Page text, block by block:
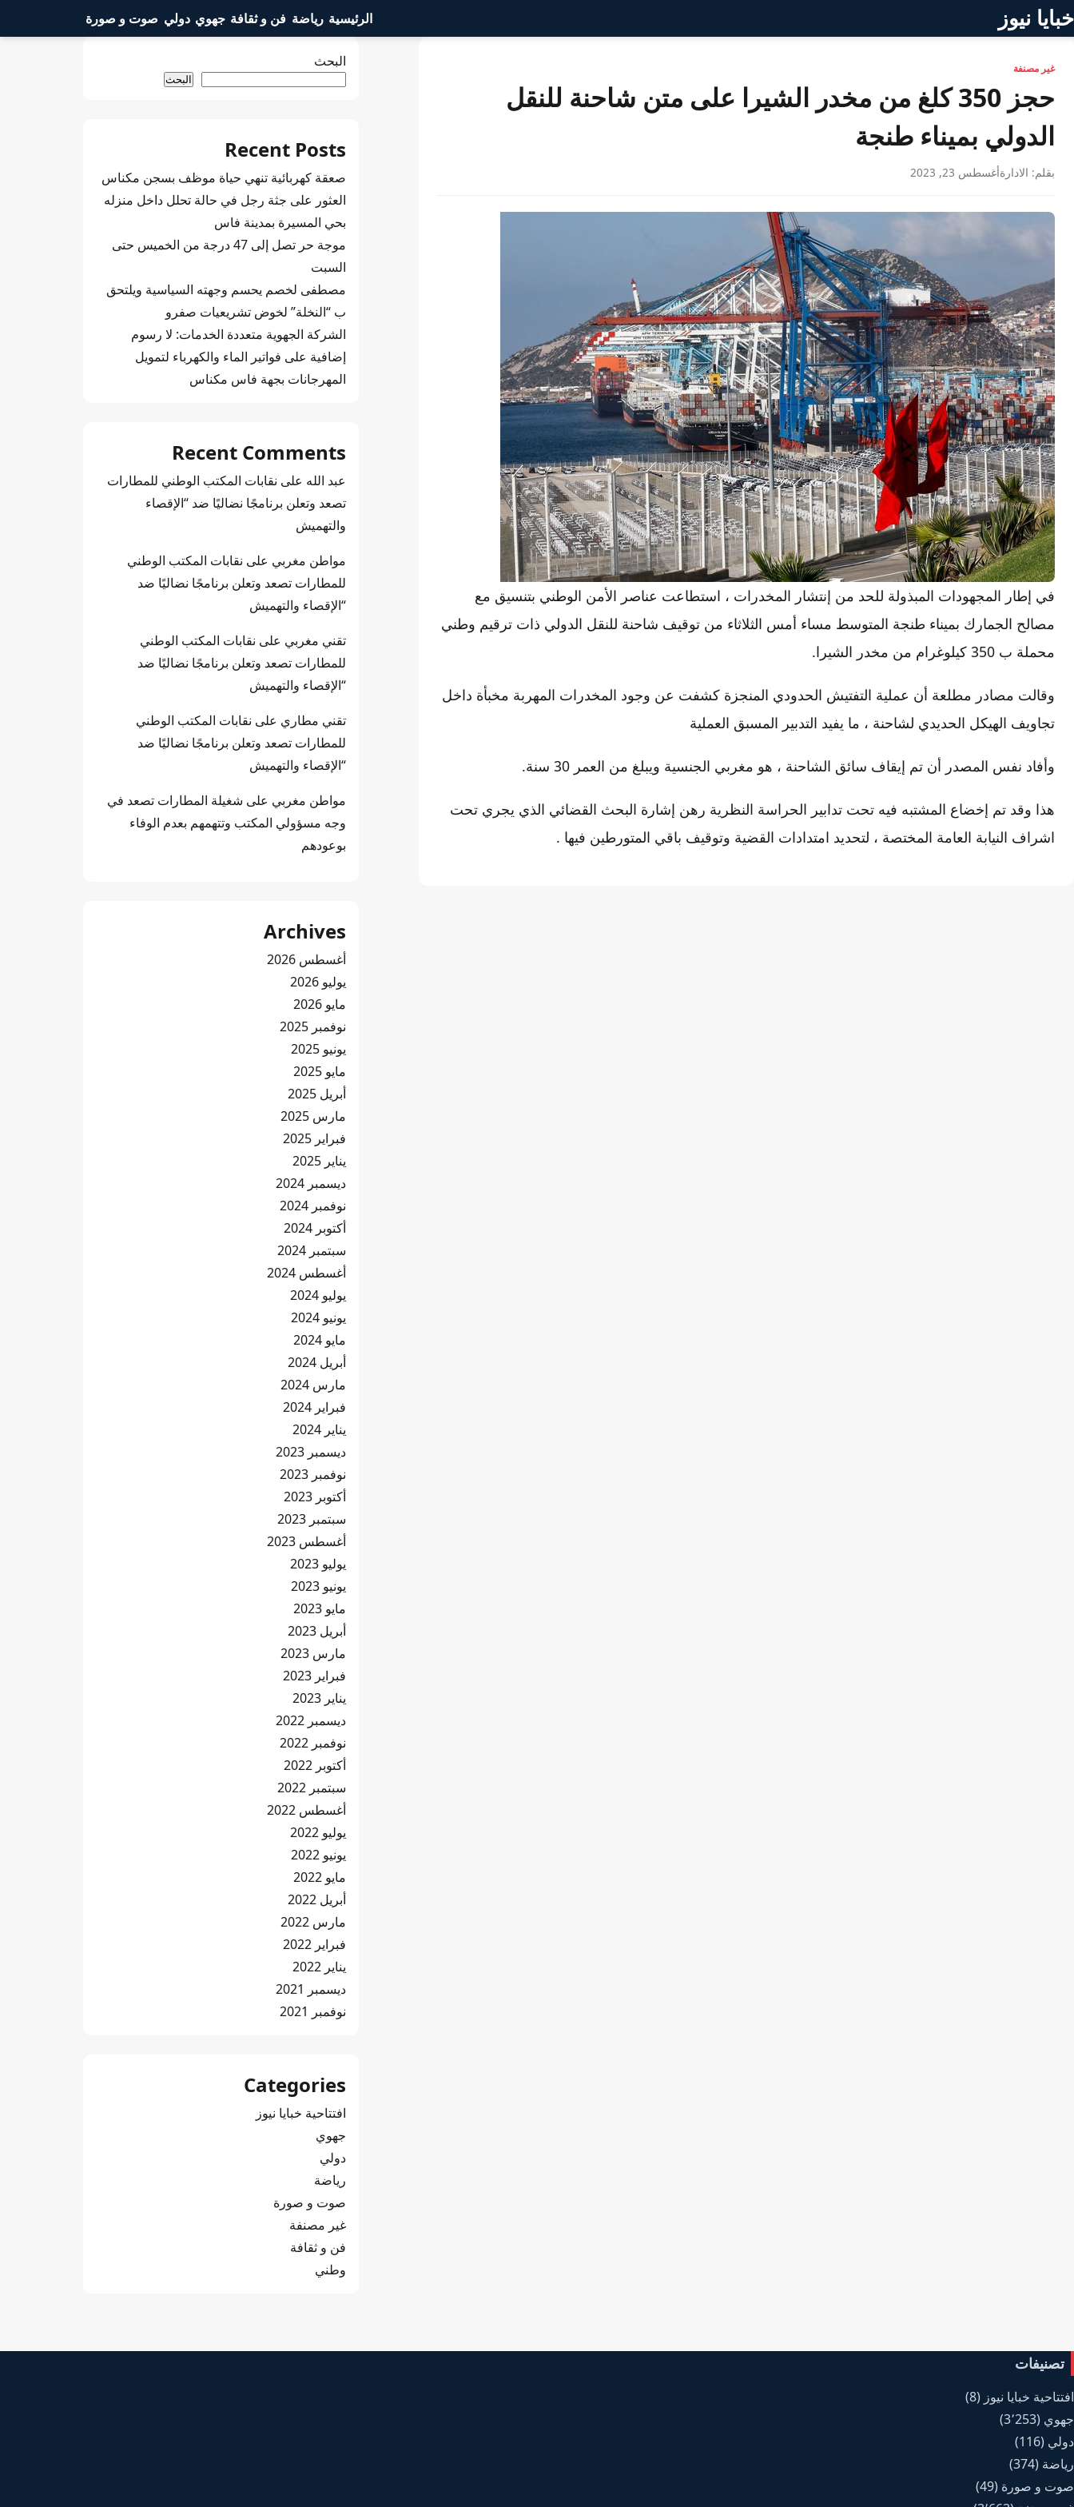
خبايا نيوز الرئيسية رياضة فن و ثقافة جهوي دولي صوت و صورة
غير مصنفة
حجز 350 كلغ من مخدر الشيرا على متن شاحنة للنقل
الدولي بميناء طنجة
بقلم: الادارةأغسطس 23, 2023
في إطار المجهودات المبذولة للحد من إنتشار المخدرات ، استطاعت عناصر الأمن الوطني بتنسيق مع
مصالح الجمارك بميناء طنجة المتوسط مساء أمس الثلاثاء من توقيف شاحنة للنقل الدولي ذات ترقيم وطني
محملة ب 350 كيلوغرام من مخدر الشيرا.
وقالت مصادر مطلعة أن عملية التفتيش الحدودي المنجزة كشفت عن وجود المخدرات المهربة مخبأة داخل
تجاويف الهيكل الحديدي لشاحنة ، ما يفيد التدبير المسبق العملية
وأفاد نفس المصدر أن تم إيقاف سائق الشاحنة ، هو مغربي الجنسية ويبلغ من العمر 30 سنة.
هذا وقد تم إخضاع المشتبه فيه تحت تدابير الحراسة النظرية رهن إشارة البحث القضائي الذي يجري تحت
اشراف النيابة العامة المختصة ، لتحديد امتدادات القضية وتوقيف باقي المتورطين فيها .
البحث
البحث
Recent Posts
صعقة كهربائية تنهي حياة موظف بسجن مكناس
العثور على جثة رجل في حالة تحلل داخل منزله
بحي المسيرة بمدينة فاس
موجة حر تصل إلى 47 درجة من الخميس حتى
السبت
مصطفى لخصم يحسم وجهته السياسية ويلتحق
ب “النخلة” لخوض تشريعيات صفرو
الشركة الجهوية متعددة الخدمات: لا رسوم
إضافية على فواتير الماء والكهرباء لتمويل
المهرجانات بجهة فاس مكناس
Recent Comments
عبد الله على نقابات المكتب الوطني للمطارات
تصعد وتعلن برنامجًا نضاليًا ضد “الإقصاء
والتهميش
مواطن مغربي على نقابات المكتب الوطني
للمطارات تصعد وتعلن برنامجًا نضاليًا ضد
“الإقصاء والتهميش
تقني مغربي على نقابات المكتب الوطني
للمطارات تصعد وتعلن برنامجًا نضاليًا ضد
“الإقصاء والتهميش
تقني مطاري على نقابات المكتب الوطني
للمطارات تصعد وتعلن برنامجًا نضاليًا ضد
“الإقصاء والتهميش
مواطن مغربي على شغيلة المطارات تصعد في
وجه مسؤولي المكتب وتتهمهم بعدم الوفاء
بوعودهم
Archives
أغسطس 2026
يوليو 2026
مايو 2026
نوفمبر 2025
يونيو 2025
مايو 2025
أبريل 2025
مارس 2025
فبراير 2025
يناير 2025
ديسمبر 2024
نوفمبر 2024
أكتوبر 2024
سبتمبر 2024
أغسطس 2024
يوليو 2024
يونيو 2024
مايو 2024
أبريل 2024
مارس 2024
فبراير 2024
يناير 2024
ديسمبر 2023
نوفمبر 2023
أكتوبر 2023
سبتمبر 2023
أغسطس 2023
يوليو 2023
يونيو 2023
مايو 2023
أبريل 2023
مارس 2023
فبراير 2023
يناير 2023
ديسمبر 2022
نوفمبر 2022
أكتوبر 2022
سبتمبر 2022
أغسطس 2022
يوليو 2022
يونيو 2022
مايو 2022
أبريل 2022
مارس 2022
فبراير 2022
يناير 2022
ديسمبر 2021
نوفمبر 2021
Categories
افتتاحية خبايا نيوز
جهوي
دولي
رياضة
صوت و صورة
غير مصنفة
فن و ثقافة
وطني
تصنيفات
افتتاحية خبايا نيوز (8)
جهوي (3٬253)
دولي (116)
رياضة (374)
صوت و صورة (49)